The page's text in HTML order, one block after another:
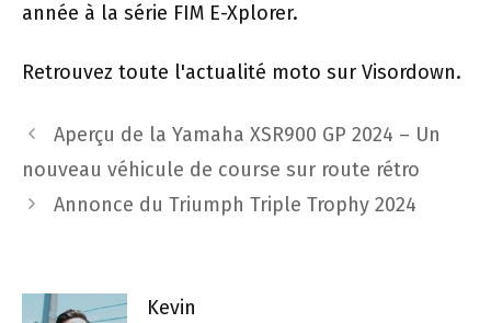
année à la série FIM E-Xplorer.
Retrouvez toute l'actualité moto sur Visordown.
Navigation
des
Aperçu de la Yamaha XSR900 GP 2024 – Un
nouveau véhicule de course sur route rétro
Annonce du Triumph Triple Trophy 2024
Kevin